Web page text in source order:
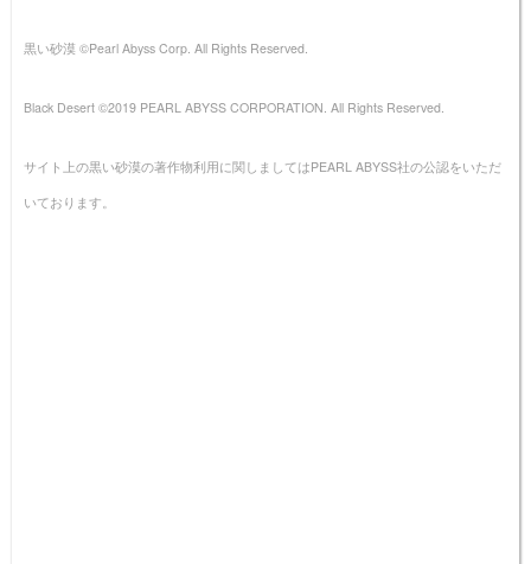
黒い砂漠 ©Pearl Abyss Corp. All Rights Reserved.
Black Desert ©2019 PEARL ABYSS CORPORATION. All Rights Reserved.
サイト上の黒い砂漠の著作物利用に関しましてはPEARL ABYSS社の公認をいただ
いております。